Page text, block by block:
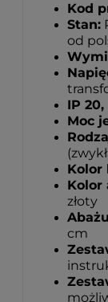
Kod
Stan:
od
IP
Moc
Kolor
Kolor
złoty
cm